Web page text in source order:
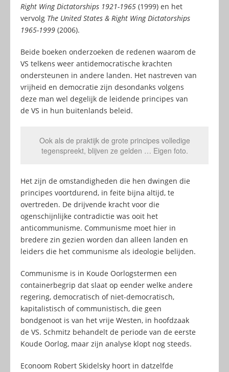
Right Wing Dictatorships 1921-1965 (1999) en het
vervolg The United States & Right Wing Dictatorships
1965-1999 (2006).
Beide boeken onderzoeken de redenen waarom de
VS telkens weer antidemocratische krachten
ondersteunen in andere landen. Het nastreven van
vrijheid en democratie zijn desondanks volgens
deze man wel degelijk de leidende principes van
de VS in hun buitenlands beleid.
Ook als de praktijk de grote principes volledige
tegenspreekt, blijven ze gelden … Eigen foto.
Het zijn de omstandigheden die hen dwingen die
principes voortdurend, in feite bijna altijd, te
overtreden. De drijvende kracht voor die
ogenschijnlijke contradictie was ooit het
anticommunisme. Communisme moet hier in
bredere zin gezien worden dan alleen landen en
leiders die het communisme als ideologie belijden.
Communisme is in Koude Oorlogstermen een
containerbegrip dat slaat op eender welke andere
regering, democratisch of niet-democratisch,
kapitalistisch of communistisch, die geen
bondgenoot is van het vrije Westen, in hoofdzaak
de VS. Schmitz behandelt de periode van de eerste
Koude Oorlog, maar zijn analyse klopt nog steeds.
Econoom Robert Skidelsky hoort in datzelfde